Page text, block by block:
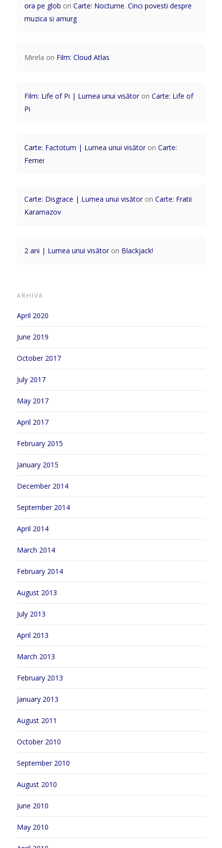
ora pe glob on Carte: Nocturne. Cinci povesti despre
muzica si amurg
Mirela on Film: Cloud Atlas
Film: Life of Pi | Lumea unui visătoron Carte: Life of
Pi
Carte: Factotum | Lumea unui visătoron Carte:
Femei
Carte: Disgrace | Lumea unui visătoron Carte: Fratii
Karamazov
2 ani | Lumea unui visătoron Blackjack!
ARHIVA
April 2020
June 2019
October 2017
July 2017
May 2017
April 2017
February 2015
January 2015
December 2014
September 2014
April 2014
March 2014
February 2014
August 2013
July 2013
April 2013
March 2013
February 2013
January 2013
August 2011
October 2010
September 2010
August 2010
June 2010
May 2010